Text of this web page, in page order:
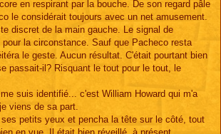
en respirant par la bouche. De son regard pâle
le considérait toujours avec un net amusement.
discret de la main gauche. Le signal de
la circonstance. Sauf que Pacheco resta
le geste. Aucun résultat. C'était pourtant bien
passait-il? Risquant le tout pour le tout, le
suis identifié... c'est William Howard qui m'a
viens de sa part.
ses petits yeux et pencha la tête sur le côté, tout